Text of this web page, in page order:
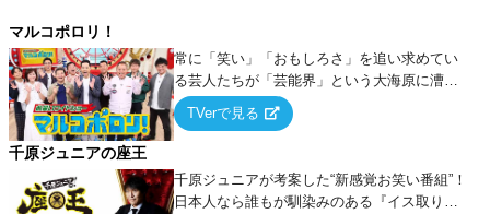
マルコポロリ！
常に「笑い」「おもしろさ」を追い求めてい
る芸人たちが「芸能界」という大海原に漕ぎ
出でて、新たなオモシロ人間を発掘する！
TVerで見る
千原ジュニアの座王
千原ジュニアが考案した“新感覚お笑い番組”！
日本人なら誰もが馴染みのある『イス取りゲ